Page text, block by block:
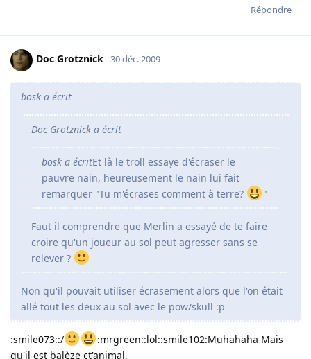
Répondre
Doc Grotznick 30 déc. 2009
bosk a écrit
Doc Grotznick a écrit
bosk a écritEt là le troll essaye d'écraser le
pauvre nain, heureusement le nain lui fait
remarquer "Tu m'écrases comment à terre?
"
Faut il comprendre que Merlin a essayé de te faire
croire qu'un joueur au sol peut agresser sans se
relever ?
Non qu'il pouvait utiliser écrasement alors que l'on était
allé tout les deux au sol avec le pow/skull :p
:smile073::/
:mrgreen::lol::smile102:Muhahaha Mais
qu'il est balèze ct'animal.